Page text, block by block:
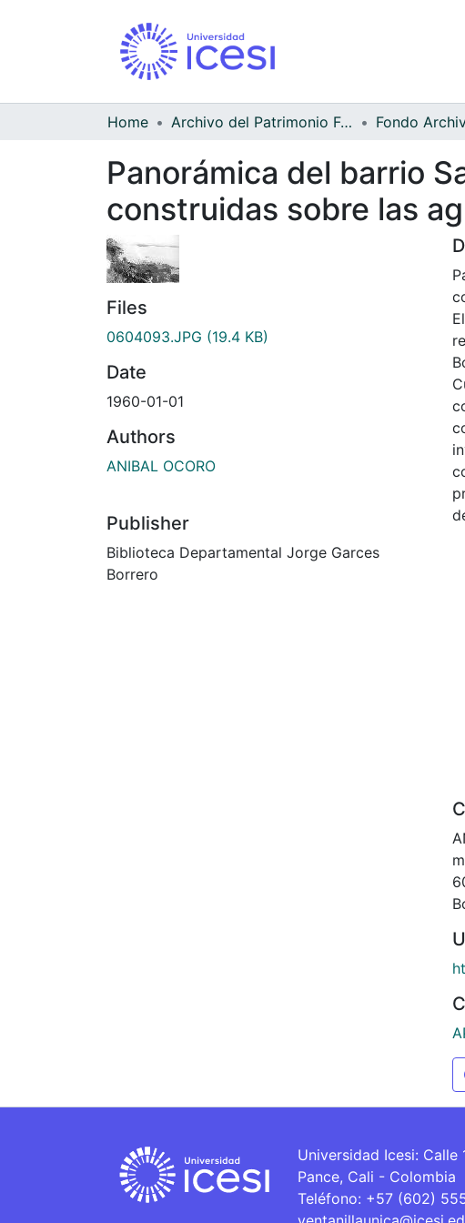
Home Archivo del Patrimonio Fotográfico y Fílmico del Valle del Cauca
Panorámica del barrio
construidas sobre las
Files
0604093.JPG (19.4 KB)
Date
1960-01-01
Authors
ANIBAL OCORO
Publisher
Biblioteca Departamental Jorge Garces
Borrero
Universidad Icesi: Calle
Pance, Cali - Colombia
Teléfono: +57 (602)